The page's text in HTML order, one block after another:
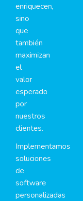
enriquecen,
sino
que
también
maximizan
el
valor
esperado
por
nuestros
clientes.
Implementamos
soluciones
de
software
personalizadas